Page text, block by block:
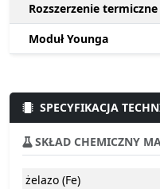
Rozszerzenie
Moduł Younga
SPECYFIKACJA
SKŁAD CHEMICZNY
żelazo (Fe)